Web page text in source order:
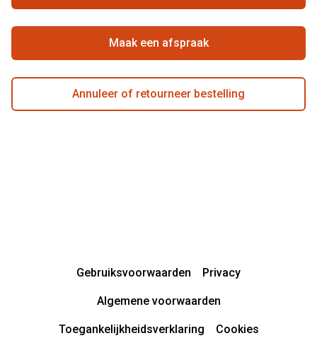
Beste winkelketen
ActievoorwaardenMaak een afspraak
Annuleer of retourneer bestelling
Gebruiksvoorwaarden Privacy
Algemene voorwaarden
Toegankelijkheidsverklaring Cookies